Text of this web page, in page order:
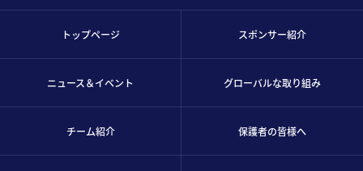
トップページ
ニュース＆イベント
チーム紹介
スポンサー紹介
グローバルな取り組み
保護者の皆様へ